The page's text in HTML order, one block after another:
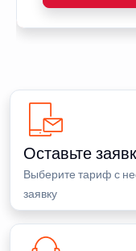
Оставьте
Выберите тариф с
заявку